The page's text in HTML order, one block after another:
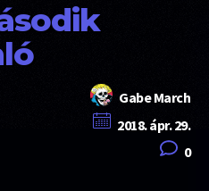
Gabe March
2018. ápr. 29.
0